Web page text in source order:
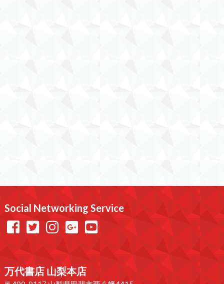
Social Networking Service
万代書店 山梨本店